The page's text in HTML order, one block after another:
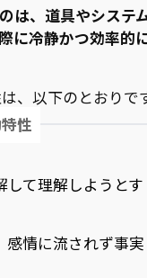
は、道具やシステ
に冷静かつ効率的
、以下のとおりで
性
て理解しようとす
感情に流されず事実